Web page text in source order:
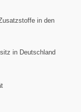
in den
in Deutschland